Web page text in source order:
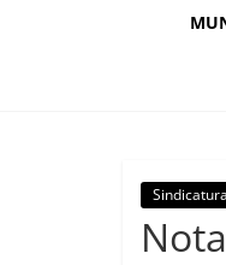
Sindicatura